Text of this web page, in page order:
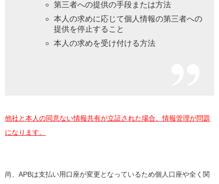
第三者への提供の手段または方法
本人の求めに応じて個人情報の第三者への
提供を停止すること
本人の求めを受け付ける方法
他社と本人の同意ない情報共有が立証された場合、情報管理が問題
になります。
尚、APBは支払い用口座が変更となっているため個人口座や全く関